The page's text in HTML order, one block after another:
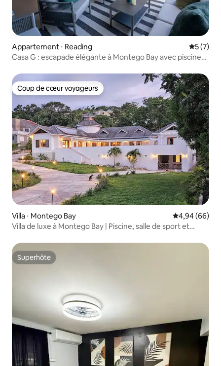
Appartement ⋅ Reading
5 (7)
Casa G : escapade élégante à Montego Bay avec piscine
Coup de cœur voyageurs
Coup de cœur voyageurs
Villa ⋅ Montego Bay Évaluation
4,94 (66)
Villa de luxe à Montego Bay | Piscine, salle de sport et
Superhôte
Superhôte